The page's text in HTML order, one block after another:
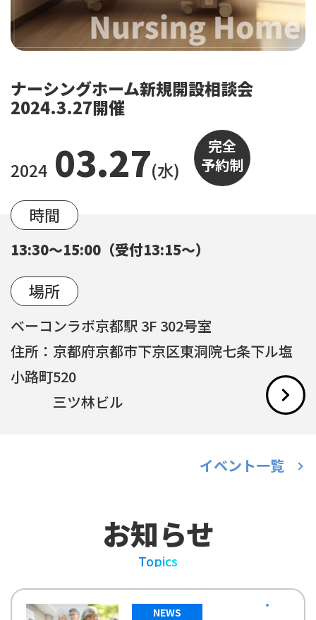
ナーシングホーム新規開設相談会
2024.3.27開催
2024 03.27(水)
完全
予約制
時間
13:30～15:00（受付13:15～）
場所
ベーコンラボ京都駅 3F 302号室
住所：京都府京都市下京区東洞院七条下ル塩
小路町520
三ツ林ビル
イベント一覧
お知らせ
Topics
NEWS